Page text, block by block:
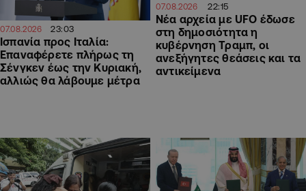
07.08.2026 23:03
Ισπανία προς Ιταλία:
Επαναφέρετε πλήρως τη
Σένγκεν έως την Κυριακή,
αλλιώς θα λάβουμε μέτρα
07.08.2026 22:15
Νέα αρχεία με UFO έδωσε
στη δημοσιότητα η
κυβέρνηση Τραμπ, οι
ανεξήγητες θεάσεις και τα
αντικείμενα